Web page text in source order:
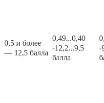
0,5 и более
— 12,5 балла
0,49...0,40
-12,2...9,5
балла
-